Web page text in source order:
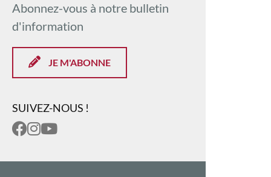
Abonnez-vous à notre bulletin
d'information
JE M'ABONNE
SUIVEZ-NOUS !